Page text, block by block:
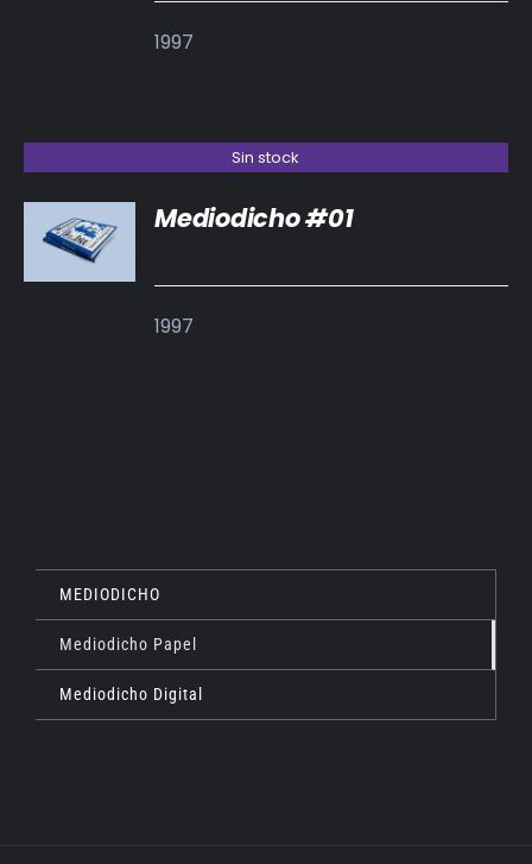
1997
Sin stock
DETALLES
Mediodicho #01
1997
MEDIODICHO
Mediodicho Papel
Mediodicho Digital